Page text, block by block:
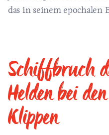
das in seinem epochalen
Schiffbruch
Helden bei
Klippen